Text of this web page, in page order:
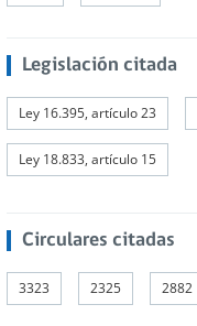
Legislación citada
Ley 16.395, artículo 23
Ley 18.833, artículo 15
Circulares citadas
3323 2325 2882